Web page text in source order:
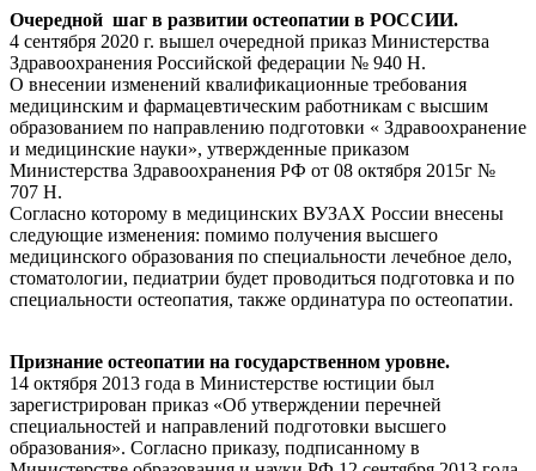
Очередной шаг в развитии остеопатии в РОССИИ.
4 сентября 2020 г. вышел очередной приказ Министерства
Здравоохранения Российской федерации № 940 Н.
О внесении изменений квалификационные требования
медицинским и фармацевтическим работникам с высшим
образованием по направлению подготовки « Здравоохранение
и медицинские науки», утвержденные приказом
Министерства Здравоохранения РФ от 08 октября 2015г №
707 Н.
Согласно которому в медицинских ВУЗАХ России внесены
следующие изменения: помимо получения высшего
медицинского образования по специальности лечебное дело,
стоматологии, педиатрии будет проводиться подготовка и по
специальности остеопатия, также ординатура по остеопатии.
Признание остеопатии на государственном уровне.
14 октября 2013 года в Министерстве юстиции был
зарегистрирован приказ «Об утверждении перечней
специальностей и направлений подготовки высшего
образования». Согласно приказу, подписанному в